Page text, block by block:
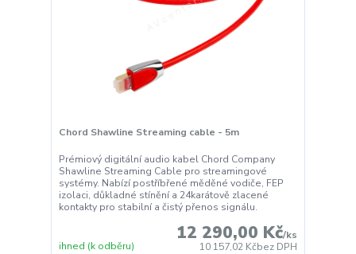
Chord Shawline Streaming cable - 5m
Prémiový digitální audio kabel Chord Company
Shawline Streaming Cable pro streamingové
systémy. Nabízí postříbřené měděné vodiče, FEP
izolaci, důkladné stínění a 24karátově zlacené
kontakty pro stabilní a čistý přenos signálu.
12 290,00 Kč/ks
10 157,02 Kčbez DPH
ihned (k odběru)